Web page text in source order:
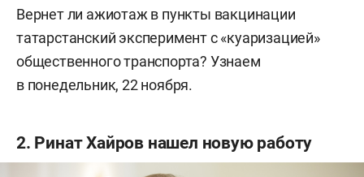
Вернет ли ажиотаж в пункты вакцинации
татарстанский эксперимент с «куаризацией»
общественного транспорта? Узнаем
в понедельник, 22 ноября.
2. Ринат Хайров нашел новую работу